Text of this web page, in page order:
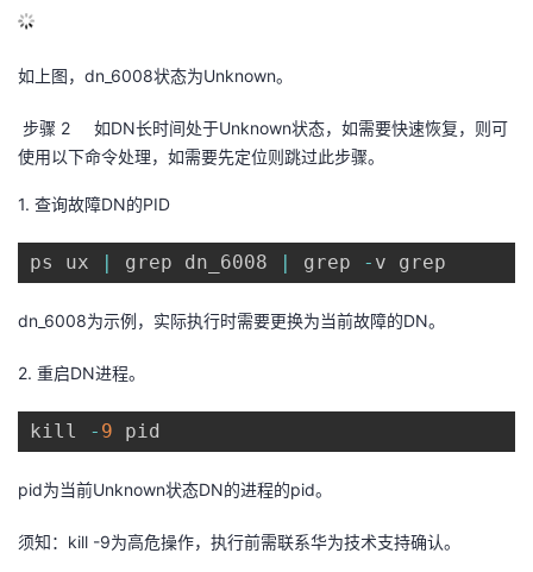
子
直
播
的
活
动
我
的
关
注
课
程
的
认
证
我
的
实
验
我
的
收
藏
术
持
云
建
议
如上图， dn_6008状态为Unknown。
步骤 2 如DN长时间处于Unknown状态，如需要快速恢复，则可
使用以下命令处理，如需要先定位则跳过此步骤。
1. 查询故障DN的PID
ps ux | grep dn_6008 | grep - v grep
dn_6008为示例，实际执行时需要更换为当前故障的DN。
2. 重启DN进程。
kill - 9 pid
pid为当前Unknown状态DN的进程的pid。
须知： kill -9为高危操作，执行前需联系华为技术支持确认。